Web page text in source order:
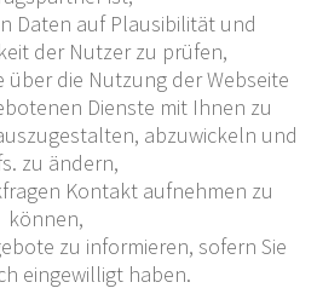
Daten auf Plausibilität und
der Nutzer zu prüfen,
über die Nutzung der Webseite
Dienste mit Ihnen zu
abzuwickeln und
zu ändern,
Kontakt aufnehmen zu
können,
zu informieren, sofern Sie
eingewilligt haben.